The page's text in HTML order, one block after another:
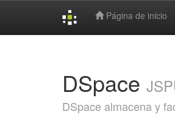
Página de inicio
DSpace
DSpace almacena y